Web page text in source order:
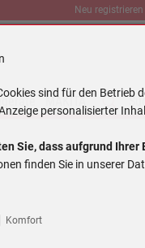
Neu registrieren
MAKITA
sind für den Betrieb
personalisierter
Sie, dass aufgrund
finden Sie in unserer
Komfort